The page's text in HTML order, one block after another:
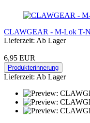
CLAWGEAR - M-Lok T-
Lieferzeit: Ab Lager
6,95 EUR
Produkterinnerung
Lieferzeit: Ab Lager